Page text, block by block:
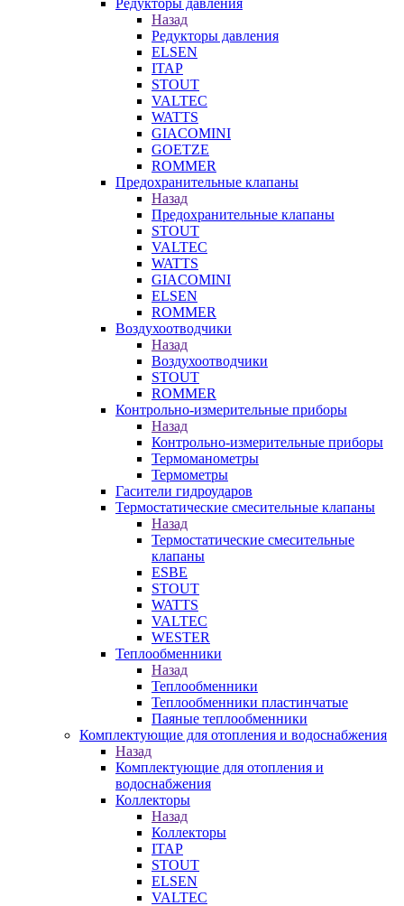
Редукторы давления
Назад
Редукторы давления
ELSEN
ITAP
STOUT
VALTEC
WATTS
GIACOMINI
GOETZE
ROMMER
Предохранительные клапаны
Назад
Предохранительные клапаны
STOUT
VALTEC
WATTS
GIACOMINI
ELSEN
ROMMER
Воздухоотводчики
Назад
Воздухоотводчики
STOUT
ROMMER
Контрольно-измерительные приборы
Назад
Контрольно-измерительные приборы
Термоманометры
Термометры
Гасители гидроударов
Термостатические смесительные клапаны
Назад
Термостатические смесительные
клапаны
ESBE
STOUT
WATTS
VALTEC
WESTER
Теплообменники
Назад
Теплообменники
Теплообменники пластинчатые
Паяные теплообменники
Комплектующие для отопления и водоснабжения
Назад
Комплектующие для отопления и
водоснабжения
Коллекторы
Назад
Коллекторы
ITAP
STOUT
ELSEN
VALTEC